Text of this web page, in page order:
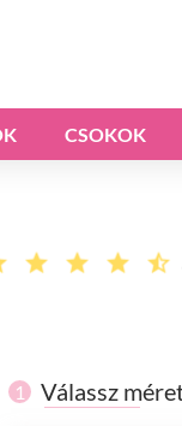
CSOKOK
1 Válassz